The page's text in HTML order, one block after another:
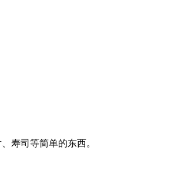
寿司等简单的东西。